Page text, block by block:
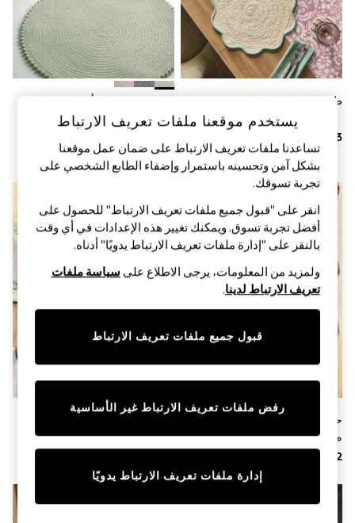
Shorts & Skirts
Sun Safe
Sun Hats & Caps
Sunglasses
Women's Holiday Shop
Women's Travel Styles
Dresses
Tops & T-Shirts
Cover Ups & Kaftans
Sandals
Swimwear
Jumpsuits & Playsuits
Skirts
Trousers
Sunglasses
Resort Styles
Boys' Holiday Shop
Boys' Travel Styles
Sets & Outfits
Tops & T-Shirts
Shirts
Swimwear
Sandals & Clogs
Rash Vests
Sun Hats & Caps
Sunglasses
طقم من 4 لبادات مائدة
طقم من 4 مساند أطباق بكرات
صغيرة
مزينة بأزهار
زهور Maisie
يستخدم موقعنا ملفات تعريف الارتباط
تساعدنا ملفات تعريف الارتباط على ضمان عمل موقعنا
بشكل آمن وتحسينه باستمرار وإضفاء الطابع الشخصي على
تجربة تسوقك.‏
انقر على "قبول جميع ملفات تعريف الارتباط" للحصول على
أفضل تجربة تسوق. ويمكنك تغيير هذه الإعدادات في أي وقت
بالنقر على "إدارة ملفات تعريف الارتباط يدويًا" أدناه.
ولمزيد من المعلومات، يرجى الاطلاع على سياسة ملفات
تعريف الارتباط لدينا.
قبول جميع ملفات تعريف الارتباط
رفض ملفات تعريف الارتباط غير الأساسية
إدارة ملفات تعريف الارتباط يدويًا